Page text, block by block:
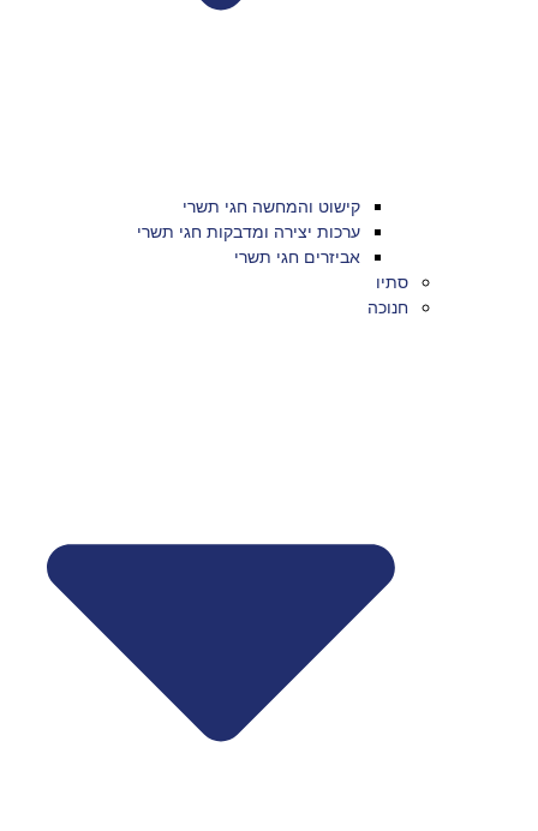
קישוט והמחשה חגי תשרי
ערכות יצירה ומדבקות חגי תשרי
אביזרים חגי תשרי
סתיו
חנוכה